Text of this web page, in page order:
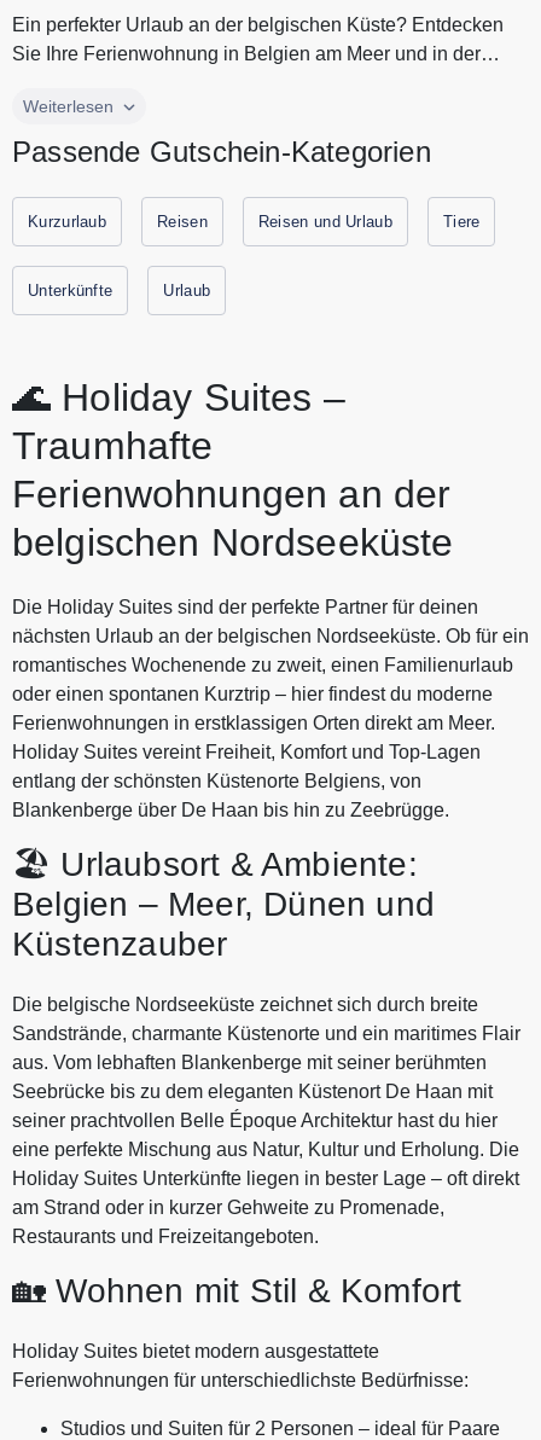
Ein perfekter Urlaub an der belgischen Küste? Entdecken
Sie Ihre Ferienwohnung in Belgien am Meer und in der
Ein perfekter Urlaub an der belgischen Küste? Entdecken
Natur. Vom lebhaften Blankenberge bis zum ruhigen
Sie den Komfort von Holiday Suite in Ferienwohnungen an
Top Lagen. Sparen Sie jetzt durch Urlaubs-Gutscheine mit
den aktuellen Gutscheinen und Rabattaktionen von holiday
Weiterlesen
Passende Gutschein-Kategorien
Kurzurlaub Reisen Reisen und Urlaub Tiere
Unterkünfte Urlaub
🌊 Holiday Suites –
Traumhafte
Ferienwohnungen an der
belgischen Nordseeküste
Die Holiday Suites sind der perfekte Partner für deinen
nächsten Urlaub an der belgischen Nordseeküste. Ob für ein
romantisches Wochenende zu zweit, einen Familienurlaub
oder einen spontanen Kurztrip – hier findest du moderne
Ferienwohnungen in erstklassigen Orten direkt am Meer.
Holiday Suites vereint Freiheit, Komfort und Top‑Lagen
entlang der schönsten Küstenorte Belgiens, von
Blankenberge über De Haan bis hin zu Zeebrügge.
🏖️ Urlaubsort & Ambiente:
Belgien – Meer, Dünen und
Küstenzauber
Die belgische Nordseeküste zeichnet sich durch breite
Sandstrände, charmante Küstenorte und ein maritimes Flair
aus. Vom lebhaften Blankenberge mit seiner berühmten
Seebrücke bis zu dem eleganten Küstenort De Haan mit
seiner prachtvollen Belle Époque Architektur hast du hier
eine perfekte Mischung aus Natur, Kultur und Erholung. Die
Holiday Suites Unterkünfte liegen in bester Lage – oft direkt
am Strand oder in kurzer Gehweite zu Promenade,
Restaurants und Freizeitangeboten.
🏡 Wohnen mit Stil & Komfort
Holiday Suites bietet modern ausgestattete
Ferienwohnungen für unterschiedlichste Bedürfnisse:
Studios und Suiten für 2 Personen – ideal für Paare